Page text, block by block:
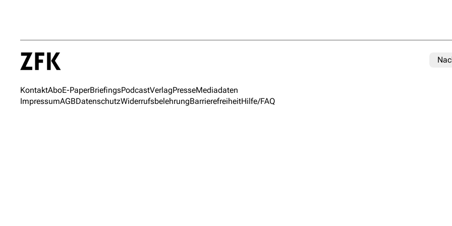
KontaktAboE-PaperBriefingsPodcastVerlagPresseMediadaten
ImpressumAGBDatenschutzWiderrufsbelehrungBarrierefreiheitHilfe/FAQ